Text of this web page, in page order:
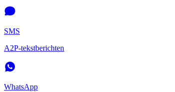
SMS
A2P-tekstberichten
WhatsApp